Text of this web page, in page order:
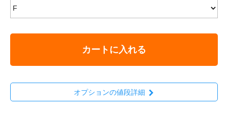
カートに入れる
オプションの値段詳細